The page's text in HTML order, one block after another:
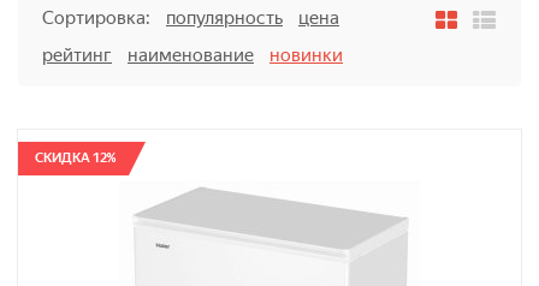
Сортировка: популярность
цена
рейтинг
наименование новинки
СКИДКА 12%